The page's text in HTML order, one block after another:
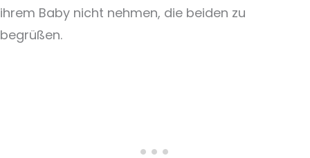
ihrem Baby nicht nehmen, die beiden zu
begrüßen.